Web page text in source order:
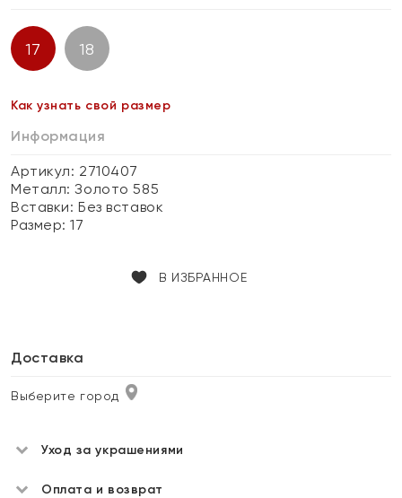
17 18
Как узнать свой размер
Информация
Артикул: 2710407
Металл:Золото 585
Вставки:Без вставок
Размер:17
В ИЗБРАННОЕ
Доставка
Выберите город
Уход за украшениями
Оплата и возврат